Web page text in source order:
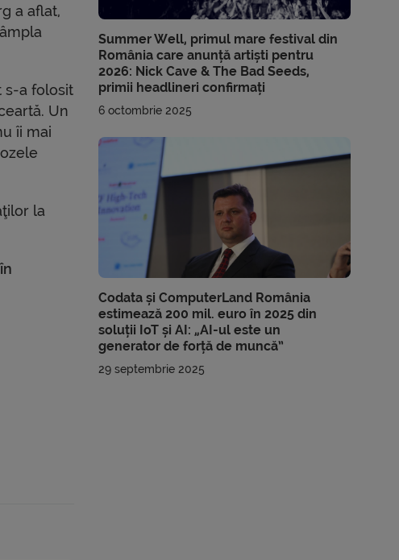
a aflat,
s-a folosit
Un
îi mai
la
Summer Well, primul mare festival din
România care anunță artiști pentru
2026: Nick Cave & The Bad Seeds,
primii headlineri confirmați
6 octombrie 2025
Codata și ComputerLand România
estimează 200 mil. euro în 2025 din
soluții IoT și AI: „AI-ul este un
generator de forță de muncă”
29 septembrie 2025